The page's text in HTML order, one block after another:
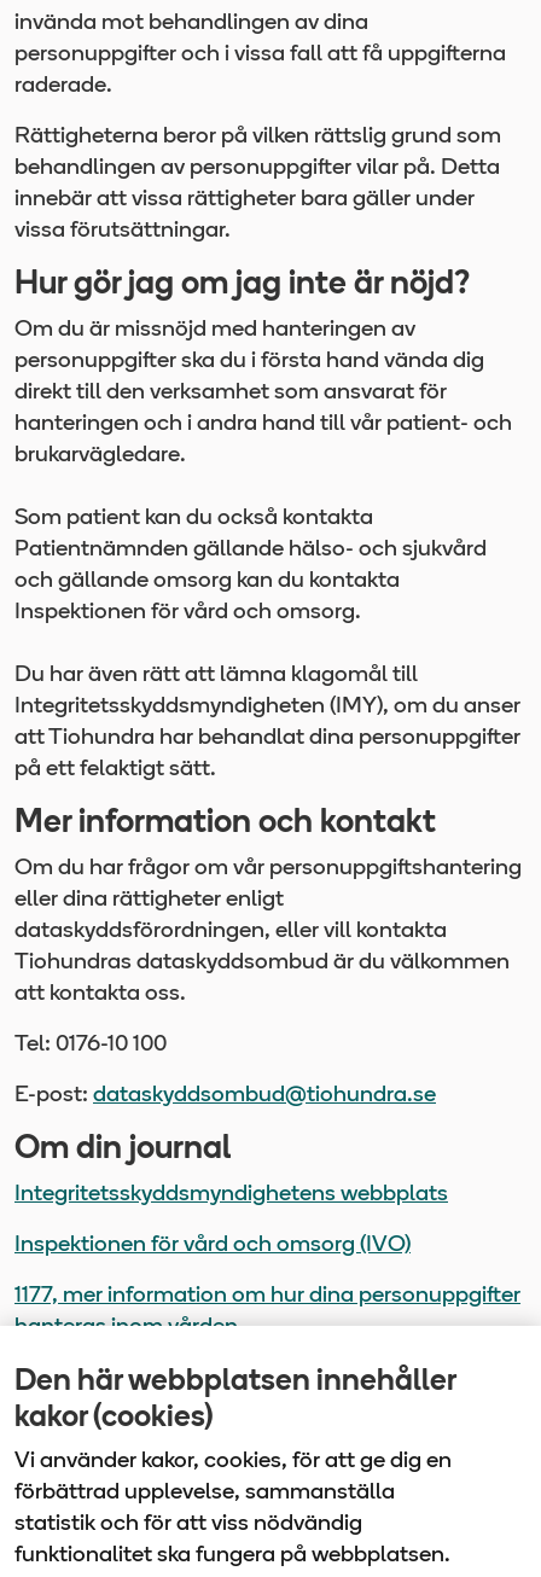
Den här webbplatsen innehåller
kakor (cookies)
Vi använder kakor, cookies, för att ge dig en
förbättrad upplevelse, sammanställa
statistik och för att viss nödvändig
funktionalitet ska fungera på webbplatsen.
invända mot behandlingen av dina
personuppgifter och i vissa fall att få uppgifterna
raderade.
Rättigheterna beror på vilken rättslig grund som
behandlingen av personuppgifter vilar på. Detta
innebär att vissa rättigheter bara gäller under
vissa förutsättningar.
Hur gör jag om jag inte är nöjd?
Om du är missnöjd med hanteringen av
personuppgifter ska du i första hand vända dig
direkt till den verksamhet som ansvarat för
hanteringen och i andra hand till vår patient- och
brukarvägledare.
Som patient kan du också kontakta
Patientnämnden gällande hälso- och sjukvård
och gällande omsorg kan du kontakta
Inspektionen för vård och omsorg.
Du har även rätt att lämna klagomål till
Integritetsskyddsmyndigheten (IMY), om du anser
att Tiohundra har behandlat dina personuppgifter
på ett felaktigt sätt.
Mer information och kontakt
Om du har frågor om vår personuppgiftshantering
eller dina rättigheter enligt
dataskyddsförordningen, eller vill kontakta
Tiohundras dataskyddsombud är du välkommen
att kontakta oss.
Tel: 0176-10 100
E-post: dataskyddsombud@tiohundra.se
Om din journal
Integritetsskyddsmyndighetens webbplats
Inspektionen för vård och omsorg (IVO)
1177, mer information om hur dina personuppgifter
hanteras inom vården
Senast uppdaterad
Vårdbolaget Tiohundra | Box 905 | 761 29 Norrtälje